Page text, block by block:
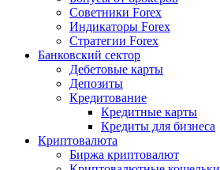
Советники Forex
Индикаторы Forex
Стратегии Forex
Банковский сектор
Дебетовые карты
Депозиты
Кредитование
Кредитные карты
Кредиты для бизнеса
Криптовалюта
Биржа криптовалют